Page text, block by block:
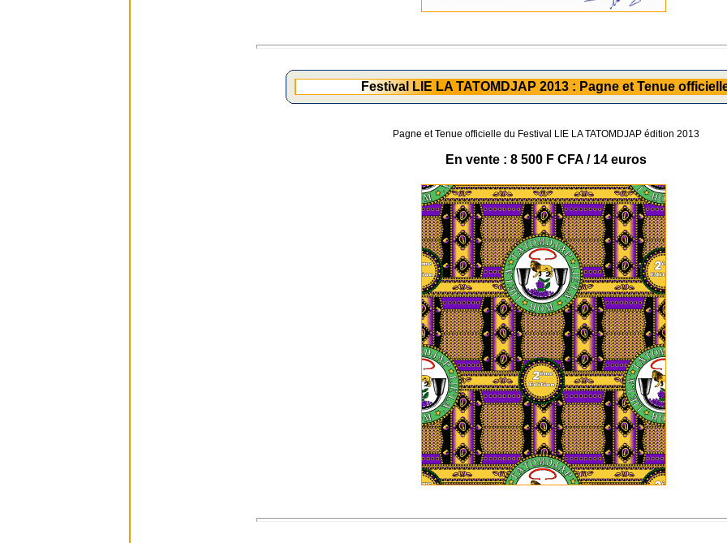
Festival LIE LA TATOMDJAP 2013 : Pagne et Tenue
Pagne et Tenue officielle du Festival LIE LA TATOMDJAP édition 2013
En vente : 8 500 F CFA / 14 euros